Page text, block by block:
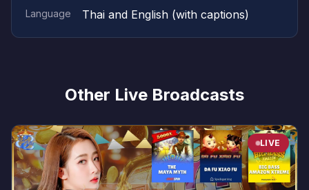
Language Thai and English (with captions)
Other Live Broadcasts
LIVE